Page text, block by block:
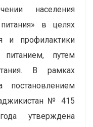
населения
в целях
и профилактики
путем
В рамках
постановлением
№ 415
утверждена